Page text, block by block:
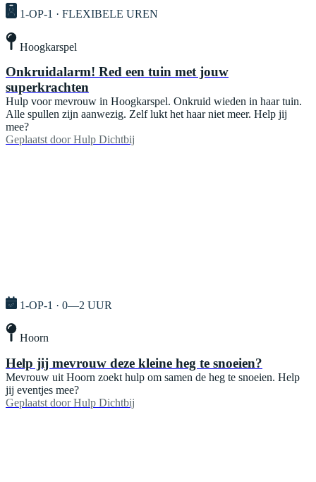
1-OP-1 · FLEXIBELE UREN
Hoogkarspel
Onkruidalarm! Red een tuin met jouw
superkrachten
Hulp voor mevrouw in Hoogkarspel. Onkruid wieden in haar tuin.
Alle spullen zijn aanwezig. Zelf lukt het haar niet meer. Help jij
mee?
Geplaatst door Hulp Dichtbij
1-OP-1 · 0—2 UUR
Hoorn
Help jij mevrouw deze kleine heg te snoeien?
Mevrouw uit Hoorn zoekt hulp om samen de heg te snoeien. Help
jij eventjes mee?
Geplaatst door Hulp Dichtbij